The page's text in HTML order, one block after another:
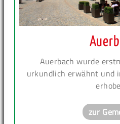
Auerbach wurde
urkundlich erwähnt und
zur